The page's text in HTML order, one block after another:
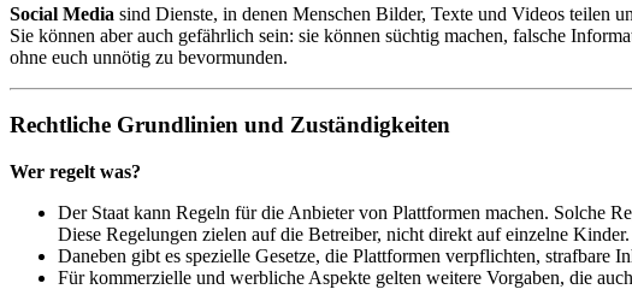
Social Media sind Dienste, in denen Menschen Bilder, Texte und Videos teilen
Sie können aber auch gefährlich sein: sie können süchtig machen, falsche
ohne euch unnötig zu bevormunden.
Rechtliche Grundlinien und Zuständigkeiten
Wer regelt was?
Der Staat kann Regeln für die Anbieter von Plattformen machen. Solche
Diese Regelungen zielen auf die Betreiber, nicht direkt auf einzelne Kinder.
Daneben gibt es spezielle Gesetze, die Plattformen verpflichten, strafbare
Für kommerzielle und werbliche Aspekte gelten weitere Vorgaben, die